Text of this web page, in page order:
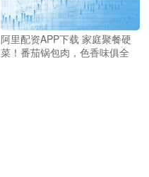
阿里配资APP下载 家庭聚餐硬
菜！番茄锅包肉，色香味俱全